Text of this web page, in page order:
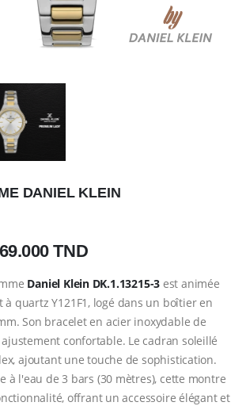
DANIEL KLEIN
TND
Daniel Klein DK.1.13215-3 est animée
quartz Y121F1, logé dans un boîtier en
Son bracelet en acier inoxydable de
confortable. Le cadran soleillé
ajoutant une touche de sophistication.
à l'eau de 3 bars (30 mètres), cette montre
offrant un accessoire élégant et